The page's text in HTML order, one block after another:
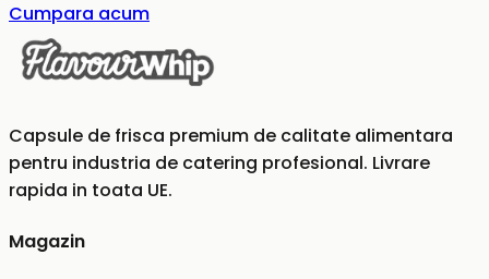
Cumpara acum
Capsule de frisca premium de calitate alimentara
pentru industria de catering profesional. Livrare
rapida in toata UE.
Magazin